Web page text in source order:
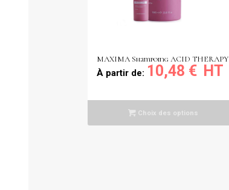
MAXIMA Shampoing ACID THERAPY
À partir de: 10,48 €
Choix des options